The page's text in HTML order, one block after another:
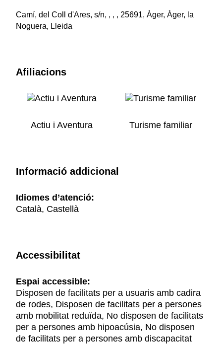
Camí, del Coll d'Ares, s/n, , , , 25691, Àger, Àger, la
Noguera, Lleida
Afiliacions
Actiu i Aventura Turisme familiar
Informació addicional
Idiomes d’atenció:
Català, Castellà
Accessibilitat
Espai accessible:
Disposen de facilitats per a usuaris amb cadira
de rodes, Disposen de facilitats per a persones
amb mobilitat reduïda, No disposen de facilitats
per a persones amb hipoacúsia, No disposen
de facilitats per a persones amb discapacitat